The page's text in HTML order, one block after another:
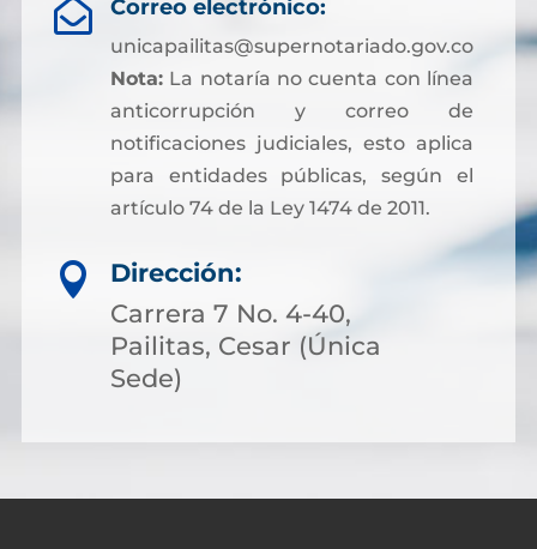
 Correo electrónico:
unicapailitas@supernotariado.gov.co
Nota:La notaría no cuenta con línea
anticorrupción y correo de
notificaciones judiciales, esto aplica
para entidades públicas, según el
artículo 74 de la Ley 1474 de 2011.

Dirección:
Carrera 7 No. 4-40,
Pailitas, Cesar (Única
Sede)